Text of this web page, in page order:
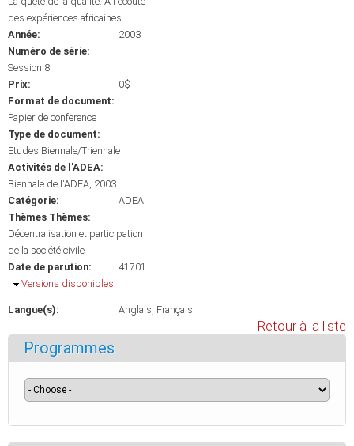
des expériences africaines
Année:
2003
Numéro de série:
Session 8
Prix:
0$
Format de document:
Papier de conference
Type de document:
Etudes Biennale/Triennale
Activités de l'ADEA:
Biennale de l'ADEA, 2003
Catégorie:
ADEA
Thèmes Thèmes:
Décentralisation et participation
de la société civile
Date de parution:
41701
Masquer
Versions disponibles
Langue(s): Anglais Français
Retour à la liste
Programmes